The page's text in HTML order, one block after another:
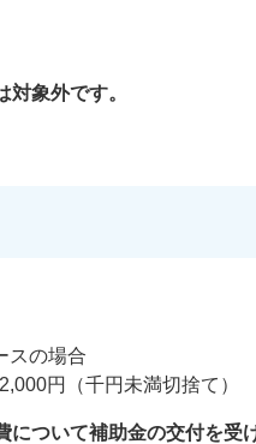
象外です。
スの場合
円（千円未満切捨て）
ついて補助金の交付を受